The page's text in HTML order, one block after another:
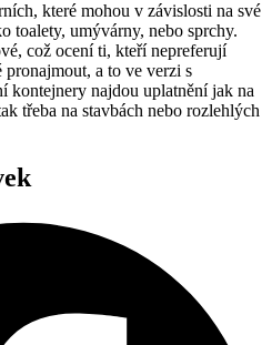
které mohou v závislosti na své
toalety, umývárny, nebo sprchy.
což ocení ti, kteří nepreferují
a to ve verzi s
kontejnery najdou uplatnění jak na
třeba na stavbách nebo rozlehlých